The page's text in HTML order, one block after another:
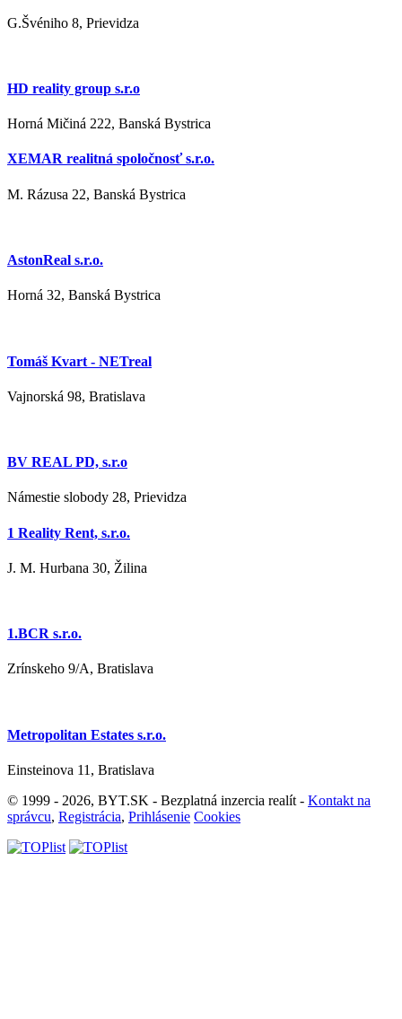
G.Švéniho 8, Prievidza
HD reality group s.r.o
Horná Mičiná 222, Banská Bystrica
XEMAR realitná spoločnosť s.r.o.
M. Rázusa 22, Banská Bystrica
AstonReal s.r.o.
Horná 32, Banská Bystrica
Tomáš Kvart - NETreal
Vajnorská 98, Bratislava
BV REAL PD, s.r.o
Námestie slobody 28, Prievidza
1 Reality Rent, s.r.o.
J. M. Hurbana 30, Žilina
1.BCR s.r.o.
Zrínskeho 9/A, Bratislava
Metropolitan Estates s.r.o.
Einsteinova 11, Bratislava
© 1999 - 2026, BYT.SK - Bezplatná inzercia realít - Kontakt na
správcu, Registrácia, Prihlásenie Cookies